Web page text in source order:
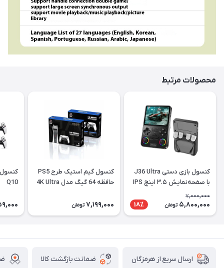
محصولات مرتبط
کنسول بازی دستی J36 Ultra
با صفحه‌نمایش ۳.۵ اینچ IPS
7,000,000
5,800,000 تومان 18٪
کنسول گیم استیک طرح PS5
حافظه 64 گیگ مدل 4K Ultra
7,199,000 تومان
Q10
ارسال سریع از هرمزگان ضمانت بازگشت کالا